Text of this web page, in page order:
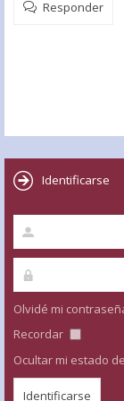
Responder
Identificarse
Olvidé mi
Recordar
Ocultar mi estado